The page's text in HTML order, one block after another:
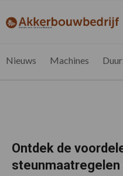
de
de
de
de
akkerbouwbedrijf.be
Nieuws
Nieuws Machines
Ontdek de